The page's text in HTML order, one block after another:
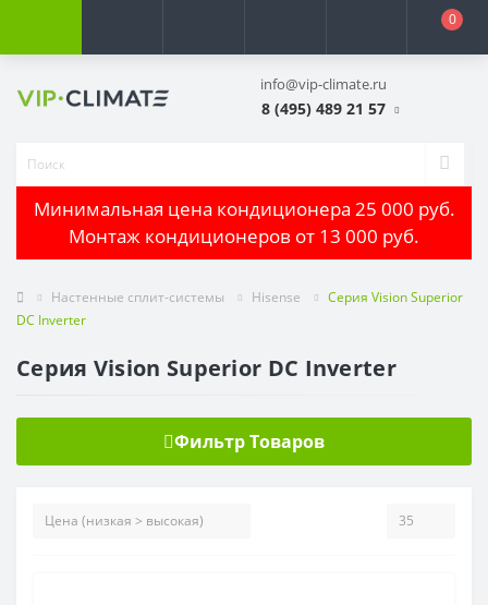
0
info@vip-climate.ru
8 (495) 489 21 57
Минимальная цена кондиционера 25 000 руб.
Монтаж кондиционеров от 13 000 руб.
Настенные сплит-системы Hisense
Серия Vision Superior
DC Inverter
Серия Vision Superior DC Inverter
Фильтр Товаров